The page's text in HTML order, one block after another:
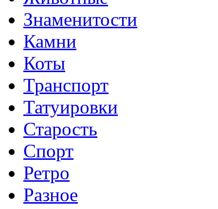
Знаменитости
Камни
Коты
Транспорт
Татуировки
Старость
Спорт
Ретро
Разное